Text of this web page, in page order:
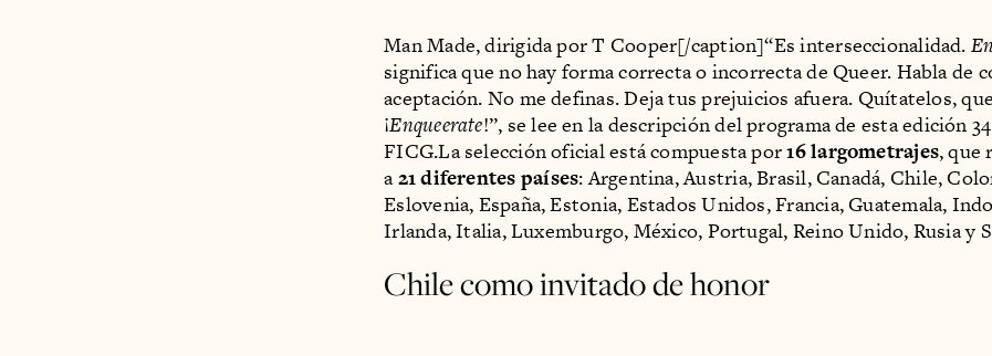
Man Made, dirigida por T Cooper[/caption]“Es interseccionalidad.
significa que no hay forma correcta o incorrecta de Queer. Habla de
aceptación. No me definas. Deja tus prejuicios afuera. Quítatelos,
¡Enqueerate!”, se lee en la descripción del programa de esta edición
FICG.La selección oficial está compuesta por16 largometrajes, que
a21 diferentes países: Argentina, Austria, Brasil, Canadá, Chile,
Eslovenia, España, Estonia, Estados Unidos, Francia, Guatemala,
Irlanda, Italia, Luxemburgo, México, Portugal, Reino Unido, Rusia y
Chile como invitado de honor